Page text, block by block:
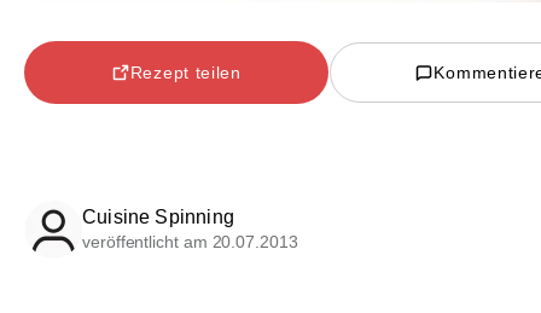
Rezept teilen
Cuisine Spinning
veröffentlicht am 20.07.2013